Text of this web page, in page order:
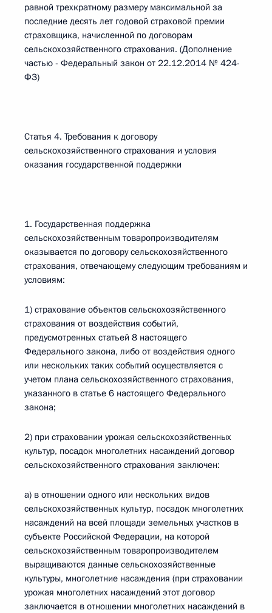
равной трехкратному размеру максимальной за
последние десять лет годовой страховой премии
страховщика, начисленной по договорам
сельскохозяйственного страхования. (Дополнение
частью - Федеральный закон от 22.12.2014 № 424-
ФЗ)
Статья 4. Требования к договору
сельскохозяйственного страхования и условия
оказания государственной поддержки
1. Государственная поддержка
сельскохозяйственным товаропроизводителям
оказывается по договору сельскохозяйственного
страхования, отвечающему следующим требованиям и
условиям:
1) страхование объектов сельскохозяйственного
страхования от воздействия событий,
предусмотренных статьей 8 настоящего
Федерального закона, либо от воздействия одного
или нескольких таких событий осуществляется с
учетом плана сельскохозяйственного страхования,
указанного в статье 6 настоящего Федерального
закона;
2) при страховании урожая сельскохозяйственных
культур, посадок многолетних насаждений договор
сельскохозяйственного страхования заключен:
а) в отношении одного или нескольких видов
сельскохозяйственных культур, посадок многолетних
насаждений на всей площади земельных участков в
субъекте Российской Федерации, на которой
сельскохозяйственным товаропроизводителем
выращиваются данные сельскохозяйственные
культуры, многолетние насаждения (при страховании
урожая многолетних насаждений этот договор
заключается в отношении многолетних насаждений в